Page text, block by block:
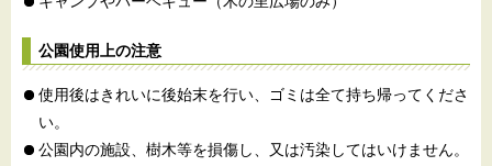
公園使用上の注意
使用後はきれいに後始末を行い、ゴミは全て持ち帰ってくださ
い。
公園内の施設、樹木等を損傷し、又は汚染してはいけません。